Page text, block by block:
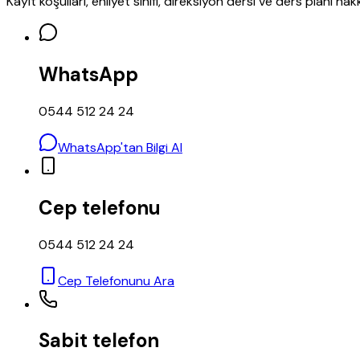
WhatsApp
0544 512 24 24
WhatsApp'tan Bilgi Al
Cep telefonu
0544 512 24 24
Cep Telefonunu Ara
Sabit telefon